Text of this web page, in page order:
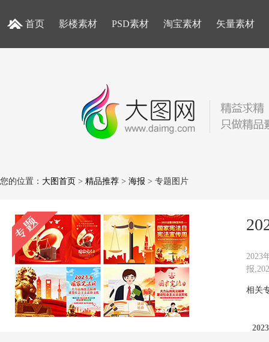
首页 影楼素材 PSD素材 淘宝素材 矢量素材
您的位置： 大图首页 > 精品推荐 > 海报 > 专题图片
2023
报
相关